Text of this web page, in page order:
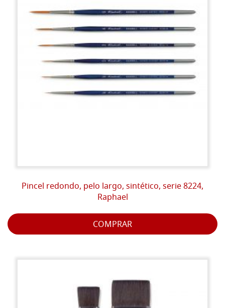
Pincel redondo, pelo largo, sintético, serie 8224,
Raphael
COMPRAR